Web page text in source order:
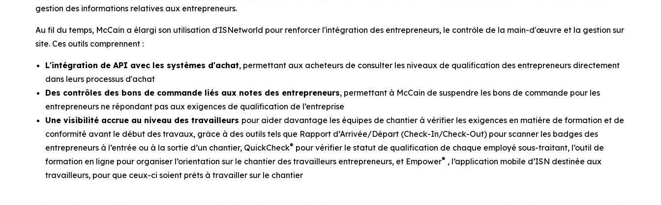
gestion des informations relatives aux entrepreneurs.
Au fil du temps, McCain a élargi son utilisation d'ISNetworld pour renforcer l'intégration des entrepreneurs, le contrôle de la main-d'œuvre et la gestion sur
site. Ces outils comprennent :
L'intégration de API avec les systèmes d'achat, permettant aux acheteurs de consulter les niveaux de qualification des entrepreneurs directement
dans leurs processus d'achat
Des contrôles des bons de commande liés aux notes des entrepreneurs, permettant à McCain de suspendre les bons de commande pour les
entrepreneurs ne répondant pas aux exigences de qualification de l’entreprise
Une visibilité accrue au niveau des travailleurs pour aider davantage les équipes de chantier à vérifier les exigences en matière de formation et de
conformité avant le début des travaux, grâce à des outils tels que Rapport d’Arrivée/Départ (Check-In/Check-Out) pour scanner les badges des
entrepreneurs à l’entrée ou à la sortie d’un chantier, QuickCheck® pour vérifier le statut de qualification de chaque employé sous-traitant, l’outil de
formation en ligne pour organiser l’orientation sur le chantier des travailleurs entrepreneurs, et Empower® , l’application mobile d’ISN destinée aux
travailleurs, pour que ceux-ci soient prêts à travailler sur le chantier